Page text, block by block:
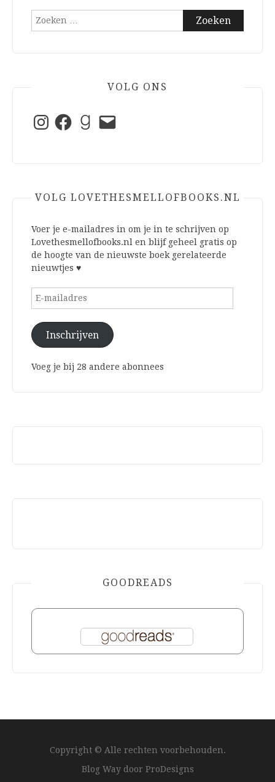
Zoeken
VOLG ONS
InstagramFacebookGoodreads
E-
mail
VOLG LOVETHESMELLOFBOOKS.NL
Voer je e-mailadres in om je in te schrijven op
Lovethesmellofbooks.nl en blijf geheel gratis op
de hoogte van de nieuwste boek gerelateerde
nieuwtjes ♥
E-
Inschrijven
Voeg je bij 28 andere abonnees
GOODREADS
Copyright © Alle rechten voorbehouden.
Blog Way door ProDesigns